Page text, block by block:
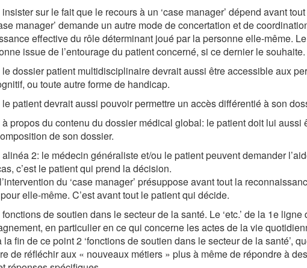
sur le fait que le recours à un ‘case manager’ dépend avant
manager’ demande un autre mode de concertation et de
effective du rôle déterminant joué par la personne elle-même.
issue de l’entourage du patient concerné, si ce dernier le souhaite.
le dossier patient multidisciplinaire devrait aussi être accessible aux
ou toute autre forme de handicap.
patient devrait aussi pouvoir permettre un accès différentié à son
propos du contenu du dossier médical global: le patient doit lui aussi
de son dossier.
2: le médecin généraliste et/ou le patient peuvent demander
c’est le patient qui prend la décision.
du ‘case manager’ présuppose avant tout la
elle-même. C’est avant tout le patient qui décide.
de soutien dans le secteur de la santé. Le ‘etc.’ de la 1e
en particulier en ce qui concerne les actes de la vie
la fin de ce point 2 ‘fonctions de soutien dans le secteur de la santé’,
de réfléchir aux « nouveaux métiers » plus à même de répondre à